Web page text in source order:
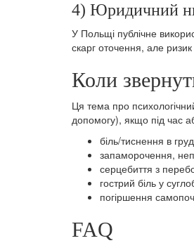
4) Юридичний
У Польщі публічне
скарг оточення, але ризик
Коли
Ця тема про
допомогу), якщо під час
біль/тиснення в
запаморочення,
серцебиття з
гострий біль у
погіршення
FAQ